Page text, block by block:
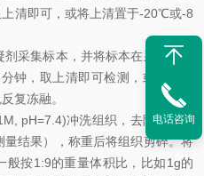
清即可，或将上清置于-20℃或-8
采集标本，并将标本在采集后的
钟，取上清即可检测，或将上清
复冻融。
pH=7.4)冲洗组织，去除残留血
结果），称重后将组织剪碎。将
般按1:9的重量体积比，比如1g的
电话咨询